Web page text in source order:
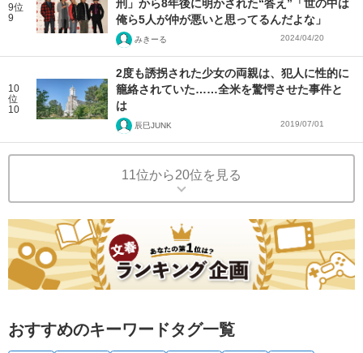
9位
9
刑」から8年後に明かされた“答え”「世の中は
俺ら5人が仲が悪いと思ってるんだよな」
みきーる 2024/04/20
10
位
10
2度も誘拐された少女の両親は、犯人に性的に
籠絡されていた……全米を驚愕させた事件と
は
辰巳JUNK 2019/07/01
11位から20位を見る
おすすめのキーワードタグ一覧